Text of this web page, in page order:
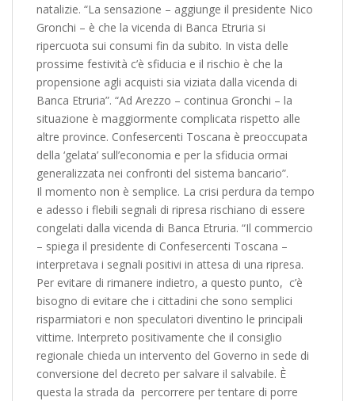
natalizie. “La sensazione – aggiunge il presidente Nico
Gronchi – è che la vicenda di Banca Etruria si
ripercuota sui consumi fin da subito. In vista delle
prossime festività c’è sfiducia e il rischio è che la
propensione agli acquisti sia viziata dalla vicenda di
Banca Etruria”. “Ad Arezzo – continua Gronchi – la
situazione è maggiormente complicata rispetto alle
altre province. Confesercenti Toscana è preoccupata
della ‘gelata’ sull’economia e per la sfiducia ormai
generalizzata nei confronti del sistema bancario”.
Il momento non è semplice. La crisi perdura da tempo
e adesso i flebili segnali di ripresa rischiano di essere
congelati dalla vicenda di Banca Etruria. “Il commercio
– spiega il presidente di Confesercenti Toscana –
interpretava i segnali positivi in attesa di una ripresa.
Per evitare di rimanere indietro, a questo punto, c’è
bisogno di evitare che i cittadini che sono semplici
risparmiatori e non speculatori diventino le principali
vittime. Interpreto positivamente che il consiglio
regionale chieda un intervento del Governo in sede di
conversione del decreto per salvare il salvabile. È
questa la strada da percorrere per tentare di porre